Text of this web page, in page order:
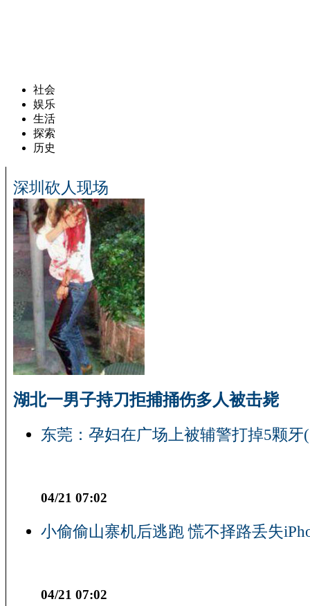
社会
娱乐
生活
探索
历史
深圳砍人现场
湖北一男子持刀拒捕捅伤多人被击毙
东莞：孕妇在广场上被辅警打掉5颗牙
04/21 07:02
小偷偷山寨机后逃跑 慌不择路丢失
04/21 07:02